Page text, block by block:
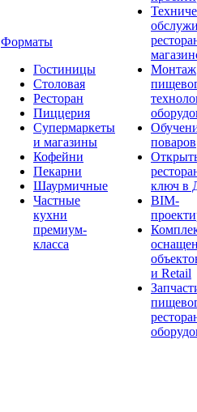
Форматы
Гостиницы
Столовая
Ресторан
Пиццерия
Супермаркеты
и магазины
Кофейни
Пекарни
Шаурмичные
Частные
кухни
премиум-
класса
Монтаж
поваров
ключ в
BIM-
и Retail